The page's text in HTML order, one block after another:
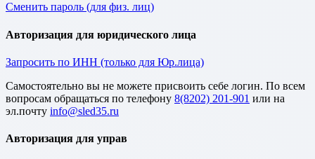
Сменить пароль (для физ. лиц)
Авторизация для юридического лица
Запросить по ИНН (только для Юр.лица)
Cамостоятельно вы не можете присвоить себе логин. По всем
вопросам обращаться по телефону 8(8202) 201-901 или на
эл.почту
Авторизация для управ